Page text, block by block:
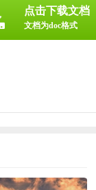
点击下载文档
文档为doc格式